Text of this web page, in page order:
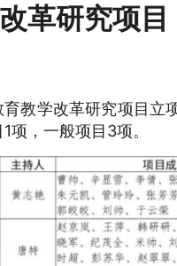
革研究项目
教学改革研究项目立
，一般项目3项。